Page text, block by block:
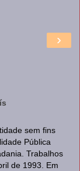
›
sem fins
Pública
Trabalhos
de 1993. Em